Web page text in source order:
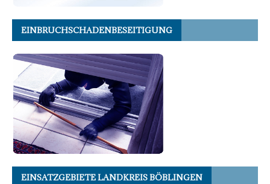
EINBRUCHSCHADENBESEITIGUNG
EINSATZGEBIETE LANDKREIS BÖBLINGEN